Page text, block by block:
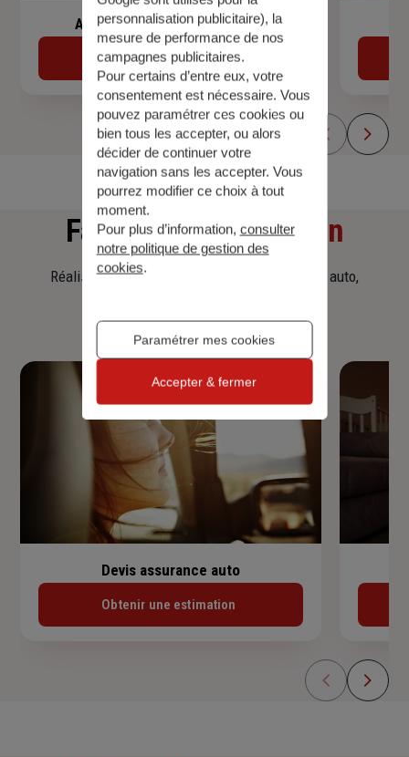
Assurance de prêt immobilier
Découvrir
Faitesune simulation
Réalisez une simulation tarifaire d'assurance, auto,
Devis assurance auto
Obtenir une estimation
personnalisation publicitaire), la
mesure de performance de nos
campagnes publicitaires.
Pour certains d’entre eux, votre
consentement est nécessaire. Vous
pouvez paramétrer ces cookies ou
bien tous les accepter, ou alors
décider de continuer votre
navigation sans les accepter. Vous
pourrez modifier ce choix à tout
moment.
Pour plus d’information, consulter
notre politique de gestion des
cookies.
Paramétrer mes cookies
Accepter & fermer